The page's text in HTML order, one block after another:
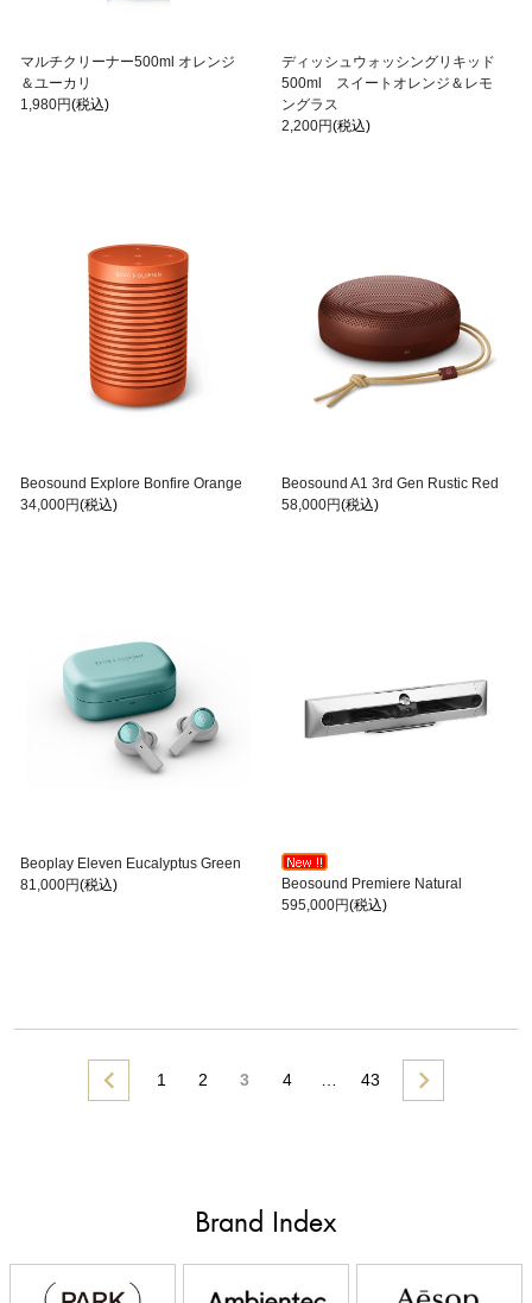
マルチクリーナー500ml オレンジ
＆ユーカリ
1,980円(税込)
ディッシュウォッシングリキッド
500ml スイートオレンジ＆レモ
ングラス
2,200円(税込)
Beosound Explore Bonfire Orange
34,000円(税込)
Beosound A1 3rd Gen Rustic Red
58,000円(税込)
Beoplay Eleven Eucalyptus Green
81,000円(税込)
Beosound Premiere Natural
595,000円(税込)
1 2 3 4 … 43
Brand Index